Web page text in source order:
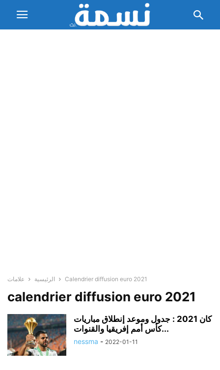
الرئيسية علامات Calendrier diffusion euro 2021
calendrier diffusion euro 2021
كان 2021 : جدول وموعد إنطلاق مباريات
كأس أمم إفريقيا والقنوات...
nessma - 2022-01-11